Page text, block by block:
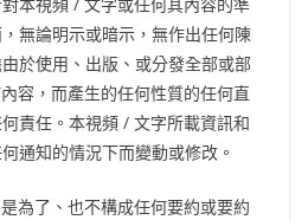
無論明示或暗示，無作出任何陳
於使用、出版、或分發全部或部
容，而產生的任何性質的任何直
責任。本視頻 / 文字所載資訊和
通知的情況下而變動或修改。
為了、也不構成任何要約或要約